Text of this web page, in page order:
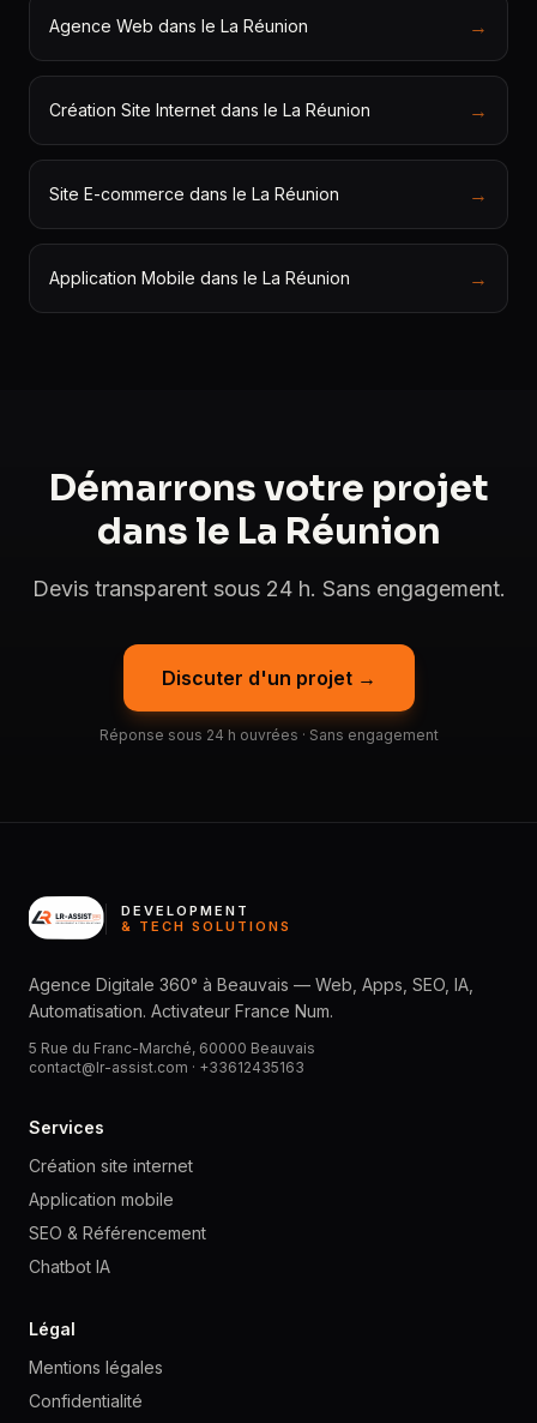
Agence Web dans le La Réunion →
Création Site Internet dans le La Réunion →
Site E-commerce dans le La Réunion →
Application Mobile dans le La Réunion →
Démarrons votre projet
dans le La Réunion
Devis transparent sous 24 h. Sans engagement.
Discuter d'un projet →
Réponse sous 24 h ouvrées · Sans engagement
DEVELOPMENT
& TECH SOLUTIONS
Agence Digitale 360° à Beauvais — Web, Apps, SEO, IA,
Automatisation. Activateur France Num.
5 Rue du Franc-Marché, 60000 Beauvais
contact@lr-assist.com · +33612435163
Services
Création site internet
Application mobile
SEO & Référencement
Chatbot IA
Légal
Mentions légales
Confidentialité